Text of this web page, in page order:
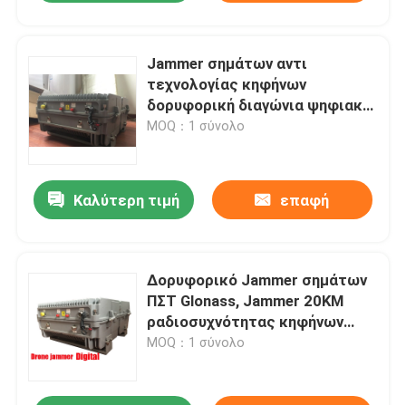
Jammer σημάτων αντι
τεχνολογίας κηφήνων
δορυφορική διαγώνια ψηφιακή
πηγή μπλοκαρίσματος
MOQ：1 σύνολο
Καλύτερη τιμή επαφή
Δορυφορικό Jammer σημάτων
ΠΣΤ Glonass, Jammer 20KM
ραδιοσυχνότητας κηφήνων
μακροχρόνια σειρά
MOQ：1 σύνολο